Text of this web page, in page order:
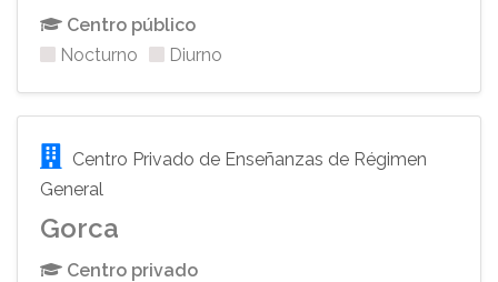
Centro público
Nocturno
Diurno
Centro Privado de Enseñanzas de Régimen
General
Gorca
Centro privado